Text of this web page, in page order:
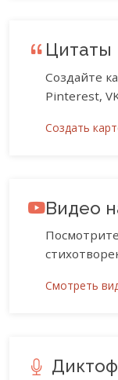
Цитаты
Создайте
Pinterest,
Создать
Видео
Смотреть